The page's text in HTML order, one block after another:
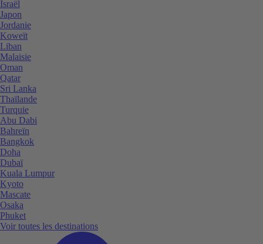
Israël
Japon
Jordanie
Koweït
Liban
Malaisie
Oman
Qatar
Sri Lanka
Thaïlande
Turquie
Abu Dabi
Bahreïn
Bangkok
Doha
Dubaï
Kuala Lumpur
Kyoto
Mascate
Osaka
Phuket
Voir toutes les destinations